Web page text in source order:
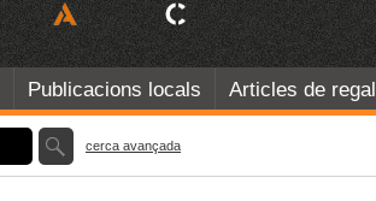
Publicacions locals Articles de regal
cerca avançada